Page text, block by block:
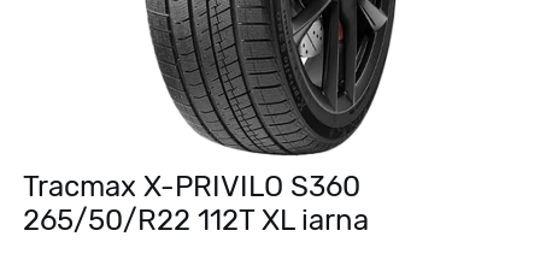
Tracmax X-PRIVILO S360
265/50/R22 112T XL iarna